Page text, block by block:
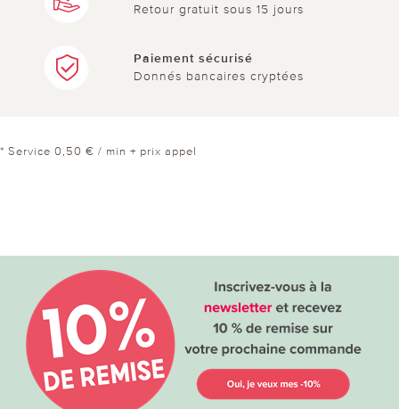
Retour gratuit sous 15 jours
Paiement sécurisé
Donnés bancaires cryptées
* Service 0,50 € / min + prix appel